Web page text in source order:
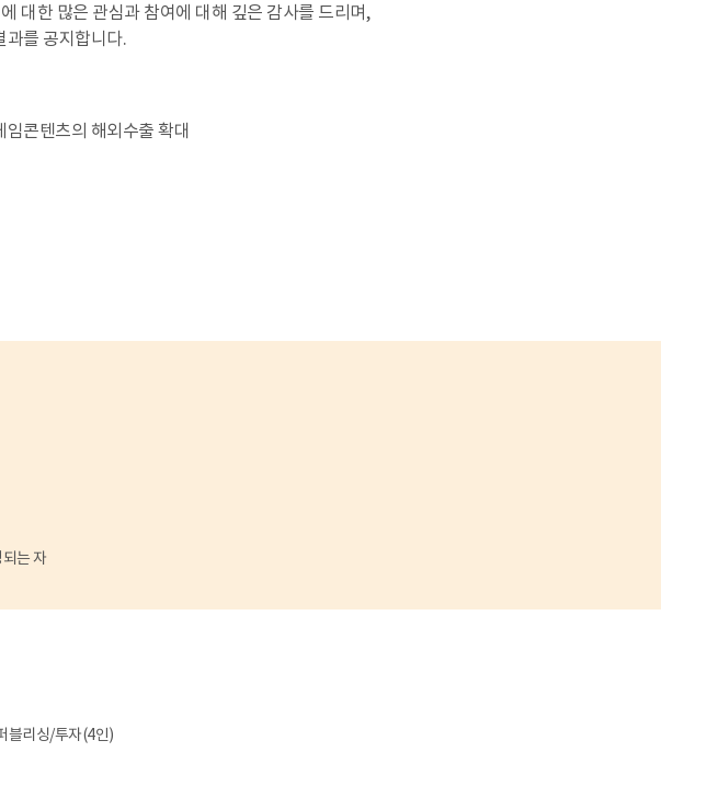
대한 많은 관심과 참여에 대해 깊은 감사를 드리며,
과를 공지합니다.
콘텐츠의 해외수출 확대
는 자
블리싱/투자(4인)